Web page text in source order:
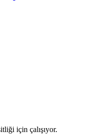
için çalışıyor.